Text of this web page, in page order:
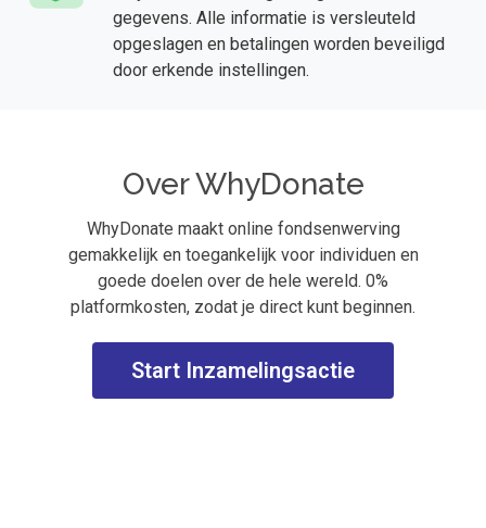
gegevens. Alle informatie is versleuteld
opgeslagen en betalingen worden beveiligd
door erkende instellingen.
Over WhyDonate
WhyDonate maakt online fondsenwerving
gemakkelijk en toegankelijk voor individuen en
goede doelen over de hele wereld. 0%
platformkosten, zodat je direct kunt beginnen.
Start Inzamelingsactie